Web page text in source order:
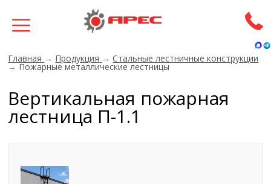
Главная → Продукция → Стальные лестничные конструкции
→ Пожарные металлические лестницы
Вертикальная пожарная
лестница П-1.1